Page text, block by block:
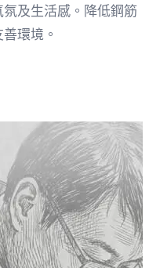
及生活感。降低鋼筋
環境。